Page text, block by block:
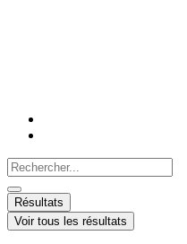
Search
...
Résultats
Voir tous les résultats